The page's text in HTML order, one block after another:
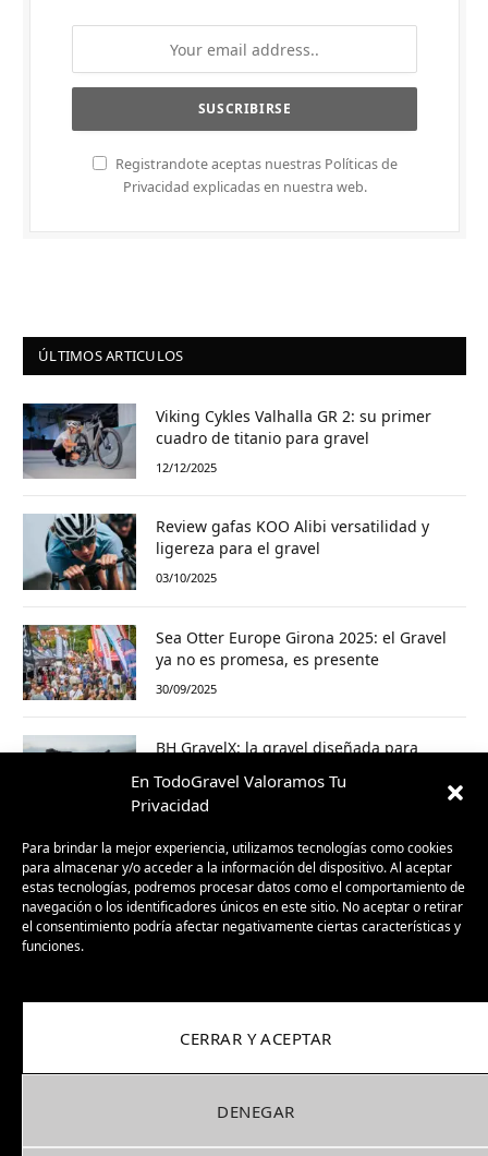
En TodoGravel Valoramos Tu
Privacidad
Para brindar la mejor experiencia, utilizamos tecnologías como cookies
para almacenar y/o acceder a la información del dispositivo. Al aceptar
estas tecnologías, podremos procesar datos como el comportamiento de
navegación o los identificadores únicos en este sitio. No aceptar o retirar
el consentimiento podría afectar negativamente ciertas características y
funciones.
CERRAR Y ACEPTAR
DENEGAR
Registrandote aceptas nuestras Políticas de
Privacidad explicadas en nuestra web.
ÚLTIMOS ARTICULOS
Viking Cykles Valhalla GR 2: su primer
cuadro de titanio para gravel
12/12/2025
Review gafas KOO Alibi versatilidad y
ligereza para el gravel
03/10/2025
Sea Otter Europe Girona 2025: el Gravel
ya no es promesa, es presente
30/09/2025
BH GravelX: la gravel diseñada para
23/09/2025